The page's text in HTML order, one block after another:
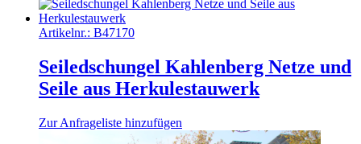
Artikelnr.: B47170
Seiledschungel Kahlenberg Netze und
Seile aus Herkulestauwerk
Zur Anfrageliste hinzufügen